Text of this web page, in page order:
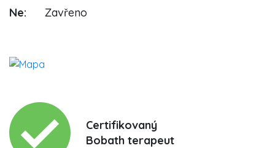
Ne:
Zavřeno
Certifikovaný
Bobath terapeut